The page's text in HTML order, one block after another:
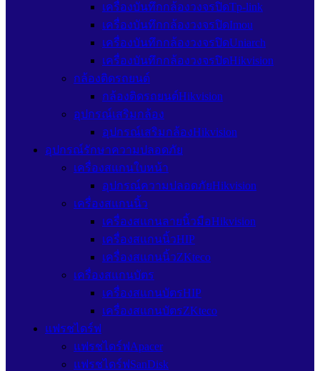
เครื่องบันทึกกล้องวงจรปิดTp-link
เครื่องบันทึกกล้องวงจรปิดImou
เครื่องบันทึกกล้องวงจรปิดUniarch
เครื่องบันทึกกล้องวงจรปิดHikvision
กล้องติดรถยนต์
กล้องติดรถยนต์Hikvision
อุปกรณ์เสริมกล้อง
อุปกรณ์เสริมกล้องHikvision
อุปกรณ์รักษาความปลอดภัย
เครื่องสแกนใบหน้า
อุปกรณ์ความปลอดภัยHikvision
เครื่องสแกนนิ้ว
เครื่องสแกนลายนิ้วมือHikvision
เครื่องสแกนนิ้วHIP
เครื่องสแกนนิ้วZKteco
เครื่องสแกนบัตร
เครื่องสแกนบัตรHIP
เครื่องสแกนบัตรZKteco
แฟรชไดร์ฟ
แฟรชไดร์ฟApacer
แฟรชไดร์ฟSanDisk